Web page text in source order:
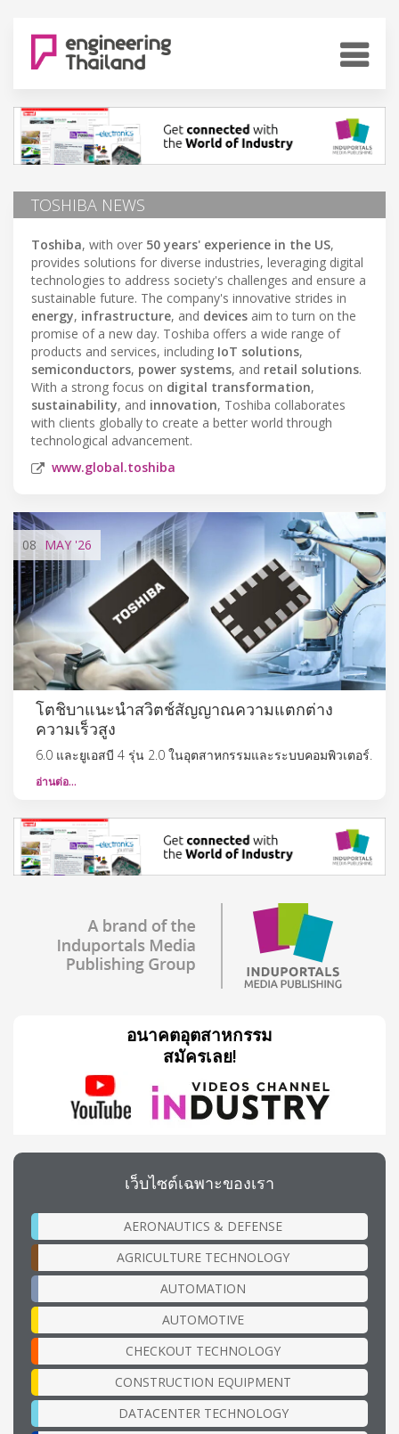
TOSHIBA NEWS
Toshiba, with over 50 years' experience in the US,
provides solutions for diverse industries, leveraging digital
technologies to address society's challenges and ensure a
sustainable future. The company's innovative strides in
energy, infrastructure, and devices aim to turn on the
promise of a new day. Toshiba offers a wide range of
products and services, including IoT solutions,
semiconductors, power systems, and retail solutions.
With a strong focus on digital transformation,
sustainability, and innovation, Toshiba collaborates
with clients globally to create a better world through
technological advancement.
www.global.toshiba
08 MAY '26
โตชิบาแนะนำสวิตช์สัญญาณความแตกต่าง
ความเร็วสูง
6.0 และยูเอสบี 4 รุ่น 2.0 ในอุตสาหกรรมและระบบคอมพิวเตอร์.
อ่านต่อ…
อนาคตอุตสาหกรรม
สมัครเลย!
เว็บไซต์เฉพาะของเรา
AERONAUTICS & DEFENSE
AGRICULTURE TECHNOLOGY
AUTOMATION
AUTOMOTIVE
CHECKOUT TECHNOLOGY
CONSTRUCTION EQUIPMENT
DATACENTER TECHNOLOGY